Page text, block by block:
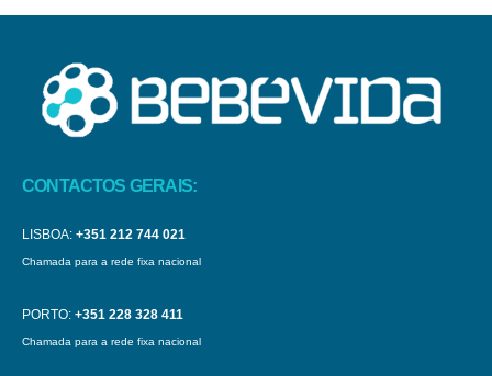
CONTACTOS GERAIS:
LISBOA: +351 212 744 021
Chamada para a rede fixa nacional
PORTO: +351 228 328 411
Chamada para a rede fixa nacional